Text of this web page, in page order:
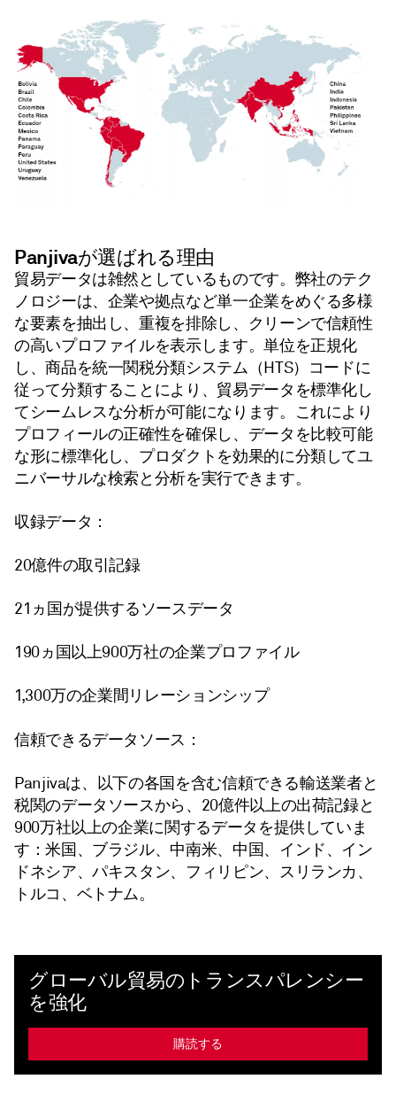
Panjivaが選ばれる理由
貿易データは雑然としているものです。弊社のテク
ノロジーは、企業や拠点など単一企業をめぐる多様
な要素を抽出し、重複を排除し、クリーンで信頼性
の高いプロファイルを表示します。単位を正規化
し、商品を統一関税分類システム（HTS）コードに
従って分類することにより、貿易データを標準化し
てシームレスな分析が可能になります。これにより
プロフィールの正確性を確保し、データを比較可能
な形に標準化し、プロダクトを効果的に分類してユ
ニバーサルな検索と分析を実行できます。
収録データ：
20億件の取引記録
21ヵ国が提供するソースデータ
190ヵ国以上900万社の企業プロファイル
1,300万の企業間リレーションシップ
信頼できるデータソース：
Panjivaは、以下の各国を含む信頼できる輸送業者と
税関のデータソースから、20億件以上の出荷記録と
900万社以上の企業に関するデータを提供していま
す：米国、ブラジル、中南米、中国、インド、イン
ドネシア、パキスタン、フィリピン、スリランカ、
トルコ、ベトナム。
グローバル貿易のトランスパレンシー
を強化
購読する